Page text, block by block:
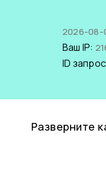
2026-08-
Ваш IP:
ID
Разверните